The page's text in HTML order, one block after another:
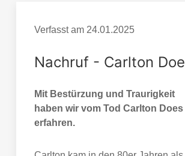
Verfasst am 24.01.2025
Nachruf - Carlton Doe
Mit Bestürzung und Traurigkeit
haben wir vom Tod Carlton Does
erfahren.